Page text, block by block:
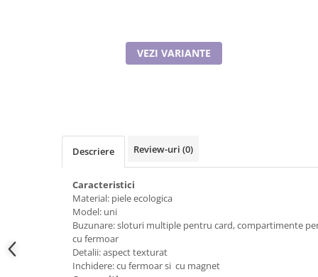
Cadouri Back to school
Cadouri de Paște
Cadouri pentru CUPLU El & Ea
Cadouri Iubitori de animale
Cadouri GRAVIDE
Cadouri pentru sportivi
VEZI VARIANTE
Descriere Review-uri (0)
Caracteristici
Material: piele ecologica
Model: uni
Buzunare: sloturi multiple pentru card, compartimente
cu fermoar
Detalii: aspect texturat
Inchidere: cu fermoar si cu magnet